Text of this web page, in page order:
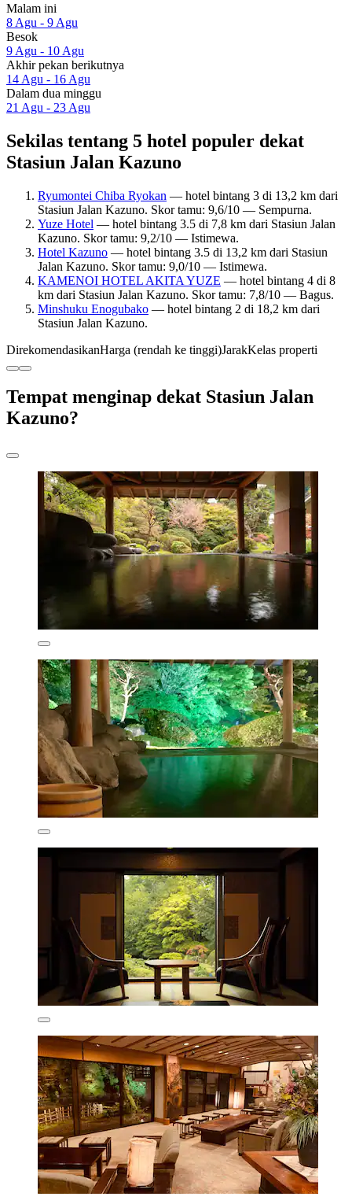
Malam ini
8 Agu - 9 Agu
Besok
9 Agu - 10 Agu
Akhir pekan berikutnya
14 Agu - 16 Agu
Dalam dua minggu
21 Agu - 23 Agu
Sekilas tentang 5 hotel populer dekat
Stasiun Jalan Kazuno
Ryumontei Chiba Ryokan — hotel bintang 3 di 13,2 km dari
Stasiun Jalan Kazuno. Skor tamu: 9,6/10 — Sempurna.
Yuze Hotel — hotel bintang 3.5 di 7,8 km dari Stasiun Jalan
Kazuno. Skor tamu: 9,2/10 — Istimewa.
Hotel Kazuno — hotel bintang 3.5 di 13,2 km dari Stasiun
Jalan Kazuno. Skor tamu: 9,0/10 — Istimewa.
KAMENOI HOTEL AKITA YUZE — hotel bintang 4 di 8
km dari Stasiun Jalan Kazuno. Skor tamu: 7,8/10 — Bagus.
Minshuku Enogubako — hotel bintang 2 di 18,2 km dari
Stasiun Jalan Kazuno.
DirekomendasikanHarga (rendah ke tinggi)JarakKelas properti
Tempat menginap dekat Stasiun Jalan
Kazuno?